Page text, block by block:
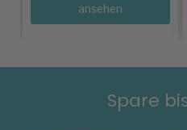
ansehen
Spare